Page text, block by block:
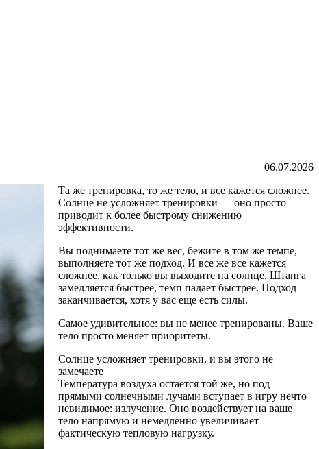
06.07.2026
Та же тренировка, то же тело, и все кажется сложнее.
Солнце не усложняет тренировки — оно просто
приводит к более быстрому снижению
эффективности.
Вы поднимаете тот же вес, бежите в том же темпе,
выполняете тот же подход. И все же все кажется
сложнее, как только вы выходите на солнце. Штанга
замедляется быстрее, темп падает быстрее. Подход
заканчивается, хотя у вас еще есть силы.
Самое удивительное: вы не менее тренированы. Ваше
тело просто меняет приоритеты.
Солнце усложняет тренировки, и вы этого не
замечаете
Температура воздуха остается той же, но под
прямыми солнечными лучами вступает в игру нечто
невидимое: излучение. Оно воздействует на ваше
тело напрямую и немедленно увеличивает
фактическую тепловую нагрузку.